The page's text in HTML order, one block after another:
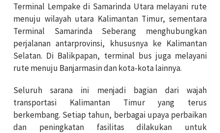
Terminal Lempake di Samarinda Utara melayani rute
menuju wilayah utara Kalimantan Timur, sementara
Terminal Samarinda Seberang menghubungkan
perjalanan antarprovinsi, khususnya ke Kalimantan
Selatan. Di Balikpapan, terminal bus juga melayani
rute menuju Banjarmasin dan kota-kota lainnya.
Seluruh sarana ini menjadi bagian dari wajah
transportasi Kalimantan Timur yang terus
berkembang. Setiap tahun, berbagai upaya perbaikan
dan peningkatan fasilitas dilakukan untuk